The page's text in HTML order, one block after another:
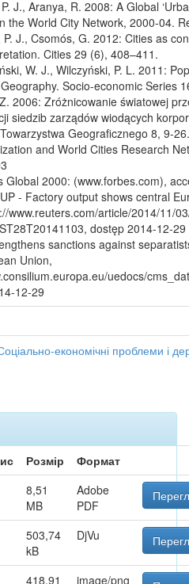
J., Aranya, R. 2008: A Global
the World City Network, 2000-04.
P. J., Csomós, G. 2012: Cities as
Cities 29 (6), 408–411.
W. J., Wilczyński, P. L. 2011:
Socio-economic Series
2006: Zróżnicowanie światowej
siedzib zarządów wiodących
Geograficznego 8, 9-26.
and World Cities Research
Global 2000: (www.forbes.com),
- Factory output shows central
www.reuters.com/article/2014/11/
dostęp 2014-12-29
sanctions against
Union,
uedocs/
12-29
економічні проблеми і
Розмір
Формат
8,51
MB
Adobe
PDF
503,74
kB
DjVu
418,91
image/png